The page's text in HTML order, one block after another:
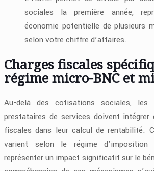
sociales la première année,
économie potentielle de plusieurs
selon votre chiffre d’affaires.
Charges fiscales
régime micro-BNC et
Au-delà des cotisations sociales, les
prestataires de services doivent intégrer
fiscales dans leur calcul de rentabilité.
varient selon le régime
représenter un impact significatif sur le